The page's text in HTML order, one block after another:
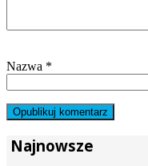
Nazwa *
Najnowsze